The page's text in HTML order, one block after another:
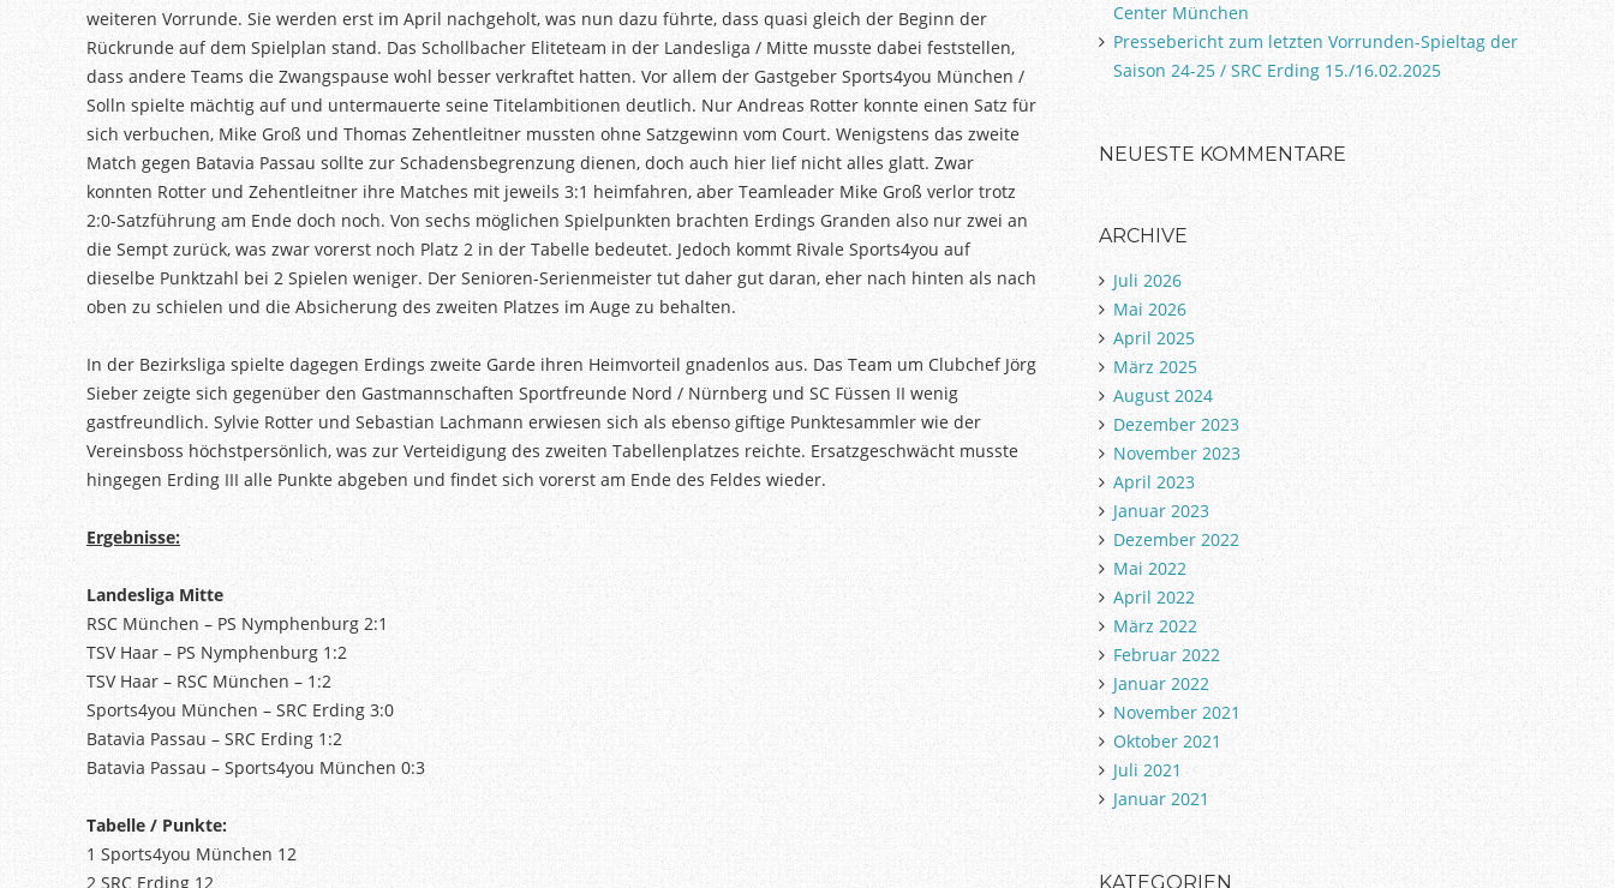
weiteren Vorrunde. Sie werden erst im April nachgeholt, was nun dazu führte, dass quasi gleich der Beginn der
Rückrunde auf dem Spielplan stand. Das Schollbacher Eliteteam in der Landesliga / Mitte musste dabei feststellen,
dass andere Teams die Zwangspause wohl besser verkraftet hatten. Vor allem der Gastgeber Sports4you München /
Solln spielte mächtig auf und untermauerte seine Titelambitionen deutlich. Nur Andreas Rotter konnte einen Satz für
sich verbuchen, Mike Groß und Thomas Zehentleitner mussten ohne Satzgewinn vom Court. Wenigstens das zweite
Match gegen Batavia Passau sollte zur Schadensbegrenzung dienen, doch auch hier lief nicht alles glatt. Zwar
konnten Rotter und Zehentleitner ihre Matches mit jeweils 3:1 heimfahren, aber Teamleader Mike Groß verlor trotz
2:0-Satzführung am Ende doch noch. Von sechs möglichen Spielpunkten brachten Erdings Granden also nur zwei an
die Sempt zurück, was zwar vorerst noch Platz 2 in der Tabelle bedeutet. Jedoch kommt Rivale Sports4you auf
dieselbe Punktzahl bei 2 Spielen weniger. Der Senioren-Serienmeister tut daher gut daran, eher nach hinten als nach
oben zu schielen und die Absicherung des zweiten Platzes im Auge zu behalten.
In der Bezirksliga spielte dagegen Erdings zweite Garde ihren Heimvorteil gnadenlos aus. Das Team um Clubchef Jörg
Sieber zeigte sich gegenüber den Gastmannschaften Sportfreunde Nord / Nürnberg und SC Füssen II wenig
gastfreundlich. Sylvie Rotter und Sebastian Lachmann erwiesen sich als ebenso giftige Punktesammler wie der
Vereinsboss höchstpersönlich, was zur Verteidigung des zweiten Tabellenplatzes reichte. Ersatzgeschwächt musste
hingegen Erding III alle Punkte abgeben und findet sich vorerst am Ende des Feldes wieder.
Ergebnisse:
Landesliga Mitte
RSC München – PS Nymphenburg 2:1
TSV Haar – PS Nymphenburg 1:2
TSV Haar – RSC München – 1:2
Sports4you München – SRC Erding 3:0
Batavia Passau – SRC Erding 1:2
Batavia Passau – Sports4you München 0:3
Tabelle / Punkte:
1 Sports4you München 12
2 SRC Erding 12
Center München
Pressebericht zum letzten Vorrunden-Spieltag der
Saison 24-25 / SRC Erding 15./16.02.2025
NEUESTE KOMMENTARE
ARCHIVE
Juli 2026
Mai 2026
April 2025
März 2025
August 2024
Dezember 2023
November 2023
April 2023
Januar 2023
Dezember 2022
Mai 2022
April 2022
März 2022
Februar 2022
Januar 2022
November 2021
Oktober 2021
Juli 2021
Januar 2021
KATEGORIEN